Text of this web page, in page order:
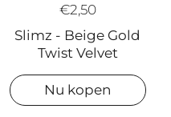
€2,50
Slimz - Beige Gold
Twist Velvet
Nu kopen